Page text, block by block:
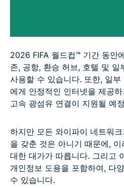
2026 FIFA 월드컵™ 기간 동안
존, 공항, 환승 허브, 호텔 및 일
사용할 수 있습니다. 또한, 일
에게 안정적인 인터넷을 제공
고속 광섬유 연결이 지원될 예
하지만 모든 와이파이 네트워
을 갖춘 것은 아니기 때문에,
대한 대가가 따릅니다. 그리고
개인정보 도용을 포함하여, 다
수 있습니다.